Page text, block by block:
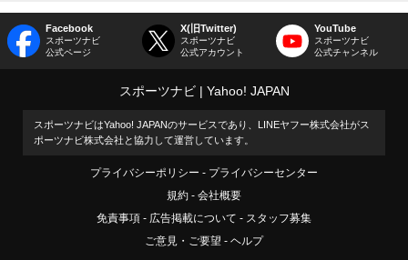
Facebook
スポーツナビ
公式ページ
X(旧Twitter)
スポーツナビ
公式アカウント
YouTube
スポーツナビ
公式チャンネル
スポーツナビ Yahoo! JAPAN
スポーツナビはYahoo! JAPANのサービスであり、LINEヤフー株式会社がス
ポーツナビ株式会社と協力して運営しています。
プライバシーポリシー
プライバシーセンター
規約
会社概要
免責事項
広告掲載について
スタッフ募集
ご意見・ご要望
ヘルプ